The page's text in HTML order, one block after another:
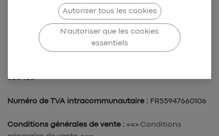
Directeur de la publication :Monsieur Jérémie JEANNE
Capital social : 500,00 EUROS
660 106‬‬‬‬
Numéro de TVA intracommunautaire : FR55947660106
Conditions générales de vente : ==> Conditions
Autoriser tous les cookies
N'autoriser que les cookies
essentiels